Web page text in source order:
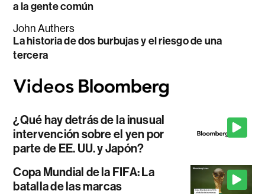
a la gente común
John Authers
La historia de dos burbujas y el riesgo de una
tercera
¿Qué hay detrás de la inusual
intervención sobre el yen por
parte de EE. UU. y Japón?
Copa Mundial de la FIFA: La
batalla de las marcas